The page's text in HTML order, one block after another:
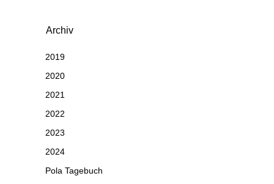
Archiv
2019
2020
2021
2022
2023
2024
Pola Tagebuch